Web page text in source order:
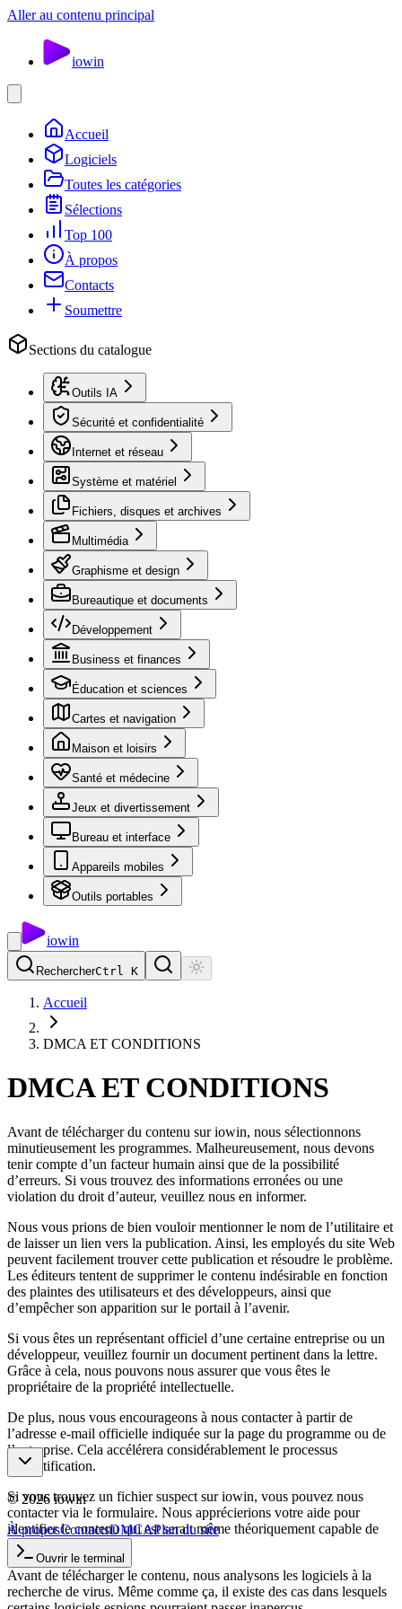
Aller au contenu principal
iowin
Accueil
Logiciels
Toutes les catégories
Sélections
Top 100
À propos
Contacts
Soumettre
Sections du catalogue
Outils IA
Sécurité et confidentialité
Internet et réseau
Système et matériel
Fichiers, disques et archives
Multimédia
Graphisme et design
Bureautique et documents
Développement
Business et finances
Éducation et sciences
Cartes et navigation
Maison et loisirs
Santé et médecine
Jeux et divertissement
Bureau et interface
Appareils mobiles
Outils portables
iowin
RechercherCtrl K
Accueil
DMCA ET CONDITIONS
DMCA ET CONDITIONS
Avant de télécharger du contenu sur iowin, nous sélectionnons
minutieusement les programmes. Malheureusement, nous devons
tenir compte d’un facteur humain ainsi que de la possibilité
d’erreurs. Si vous trouvez des informations erronées ou une
violation du droit d’auteur, veuillez nous en informer.
Nous vous prions de bien vouloir mentionner le nom de l’utilitaire et
de laisser un lien vers la publication. Ainsi, les employés du site Web
peuvent facilement trouver cette publication et résoudre le problème.
Les éditeurs tentent de supprimer le contenu indésirable en fonction
des plaintes des utilisateurs et des développeurs, ainsi que
d’empêcher son apparition sur le portail à l’avenir.
Si vous êtes un représentant officiel d’une certaine entreprise ou un
développeur, veuillez fournir un document pertinent dans la lettre.
Grâce à cela, nous pouvons nous assurer que vous êtes le
propriétaire de la propriété intellectuelle.
De plus, nous vous encourageons à nous contacter à partir de
l’adresse e-mail officielle indiquée sur la page du programme ou de
l’entreprise. Cela accélérera considérablement le processus
d’identification.
Si vous trouvez un fichier suspect sur iowin, vous pouvez nous
contacter via le formulaire. Nous apprécierions votre aide pour
identifier le contenu qui est serait même théoriquement capable de
nuire aux utilisateurs.
Avant de télécharger le contenu, nous analysons les logiciels à la
recherche de virus. Même comme ça, il existe des cas dans lesquels
© 2026iowin
À proposContactsDMCAPlan du site
Ouvrir le terminal